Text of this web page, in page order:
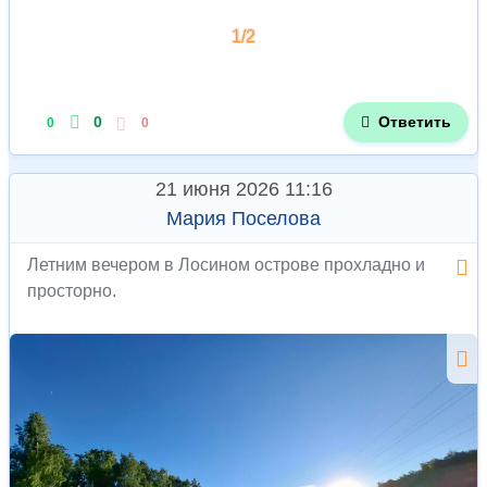
1/2
0 0 0 Ответить
21 июня 2026 11:16
Мария Поселова
Летним вечером в Лосином острове прохладно и
просторно.